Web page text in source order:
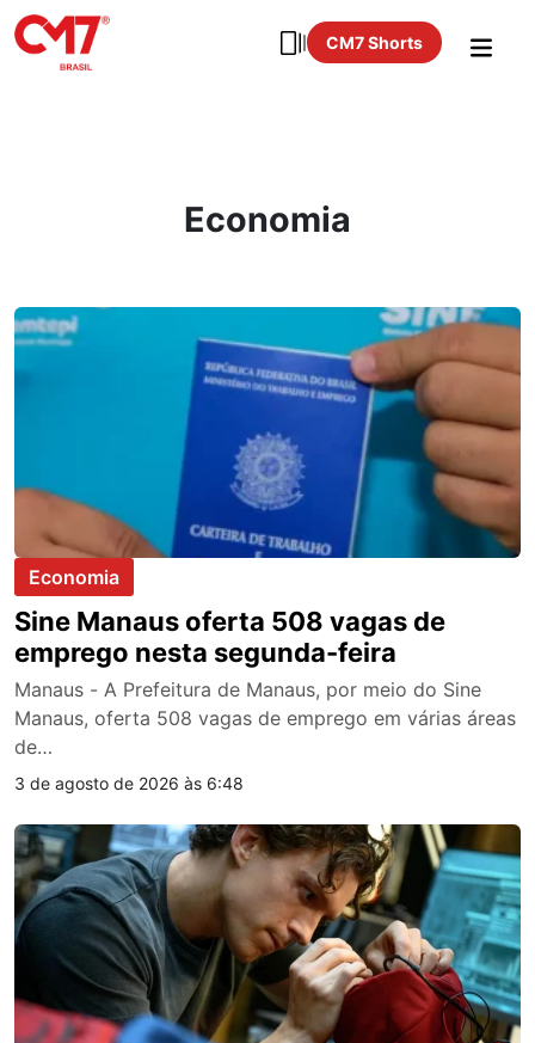
CM7 Shorts
Economia
Economia
Sine Manaus oferta 508 vagas de
emprego nesta segunda-feira
Manaus - A Prefeitura de Manaus, por meio do Sine
Manaus, oferta 508 vagas de emprego em várias áreas
de…
3 de agosto de 2026 às 6:48